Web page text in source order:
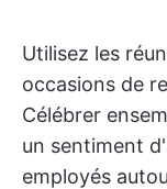
Utilisez les
occasions de
Célébrer
un sentiment
employés